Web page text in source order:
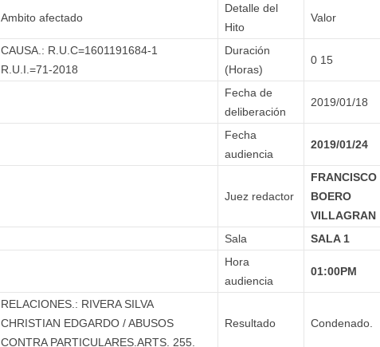
Ambito afectado
Detalle del
Hito
Valor
CAUSA.: R.U.C=1601191684-1
R.U.I.=71-2018
Duración
(Horas)
0 15
Fecha de
deliberación
2019/01/18
Fecha
audiencia
2019/01/24
Juez redactor
FRANCISCO
BOERO
VILLAGRAN
Sala
SALA 1
Hora
audiencia
01:00PM
RELACIONES.: RIVERA SILVA
CHRISTIAN EDGARDO / ABUSOS
CONTRA PARTICULARES.ARTS. 255.
Resultado Condenado.